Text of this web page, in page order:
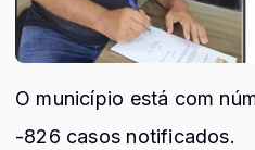
O município está com
-826 casos notificados.